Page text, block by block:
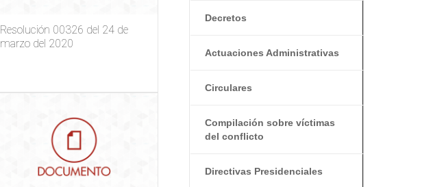
Resolución 00326 del 24 de
marzo del 2020
Decretos
Actuaciones Administrativas
Circulares
Compilación sobre víctimas
del conflicto
Directivas Presidenciales